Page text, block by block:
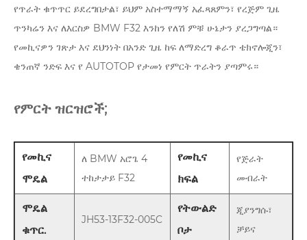
የጥራት ቁጥጥር ይደረግበታል፣ ይህም አስተማማኝ አፈጻጸምን፣ የረጅም ጊዜ
ጥንካሬን እና ለእርስዎ BMW F32 እንከን የለሽ ምቹ ሁኔታን ያረጋግጣል።
የመኪናዎን ገጽታ እና ደህንነት በአንድ ጊዜ ከፍ ለማድረግ ቆራጥ ቴክኖሎጂን፣
ቄንጠኛ ንድፍ እና የ AUTOTOP የታመነ የምርት ጥራትን ያጣምሩ።
የምርት ዝርዝሮች;
የመኪና
ሞዴል
ለ BMW አሮጌ 4
ተከታታይ F32
የመኪና
ክፍል
የጅራት
መብራት
ሞዴል
ቁጥር.
JH53-13F32-005C
የትውልድ
ቦታ
ጂያንግሱ፣
ቻይና